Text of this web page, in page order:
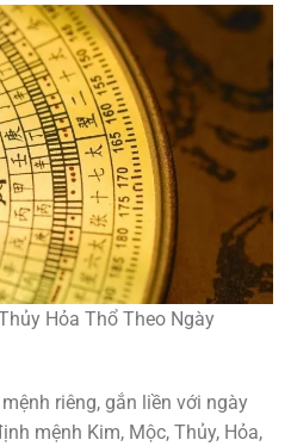
Hỏa Thổ Theo Ngày
riêng, gắn liền với ngày
mệnh Kim, Mộc, Thủy, Hỏa,